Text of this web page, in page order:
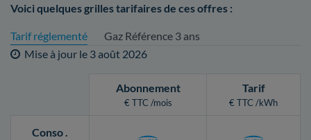
Voici quelques grilles tarifaires de ces offres :
Tarif réglementé
Gaz Référence 3 ans
Mise à jour le 3 août 2026
Abonnement
€ TTC /mois
Tarif
€ TTC /kWh
Conso.